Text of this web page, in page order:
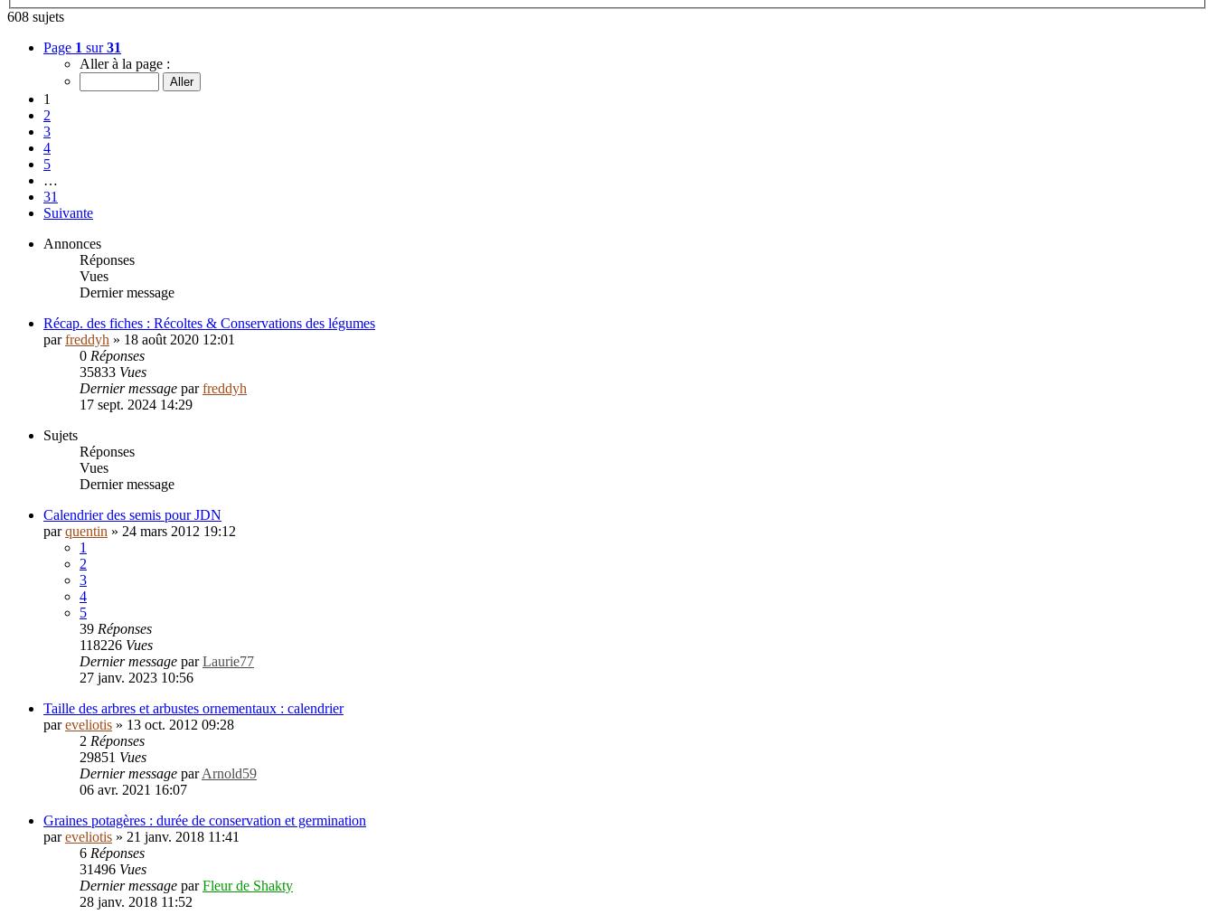
608 sujets
Page 1 sur31
Aller à la page :
1
2
3
4
5
…
31
Suivante
Annonces
Réponses
Vues
Dernier message
Récap. des fiches : Récoltes & Conservations des légumes
parfreddyh » 18 août 2020 12:01
0 Réponses
35833 Vues
Dernier message parfreddyh
17 sept. 2024 14:29
Sujets
Réponses
Vues
Dernier message
Calendrier des semis pour JDN
parquentin » 24 mars 2012 19:12
1
2
3
4
5
39 Réponses
118226 Vues
Dernier message parLaurie77
27 janv. 2023 10:56
Taille des arbres et arbustes ornementaux : calendrier
pareveliotis » 13 oct. 2012 09:28
2 Réponses
29851 Vues
Dernier message parArnold59
06 avr. 2021 16:07
Graines potagères : durée de conservation et germination
pareveliotis » 21 janv. 2018 11:41
6 Réponses
31496 Vues
Dernier message parFleur de Shakty
28 janv. 2018 11:52